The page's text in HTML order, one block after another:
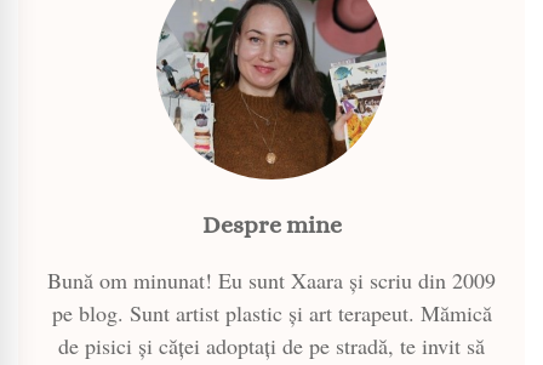
Despre mine
Bună om minunat! Eu sunt Xaara și scriu din 2009
pe blog. Sunt artist plastic și art terapeut. Mămică
de pisici și căței adoptați de pe stradă, te invit să